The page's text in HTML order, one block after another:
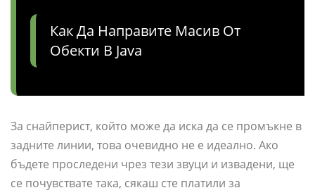
Как Да Направите Масив От
Обекти В Java
За снайперист, който може да иска да се промъкне в
задните линии, това очевидно не е идеално. Ако
бъдете проследени чрез тези звуци и извадени, ще
се почувствате така, сякаш сте платили за